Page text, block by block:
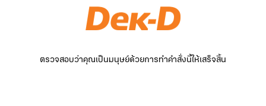
ตรวจสอบว่าคุณเป็นมนุษย์ด้วยการทำคำสั่งนี้ให้เสร็จสิ้น